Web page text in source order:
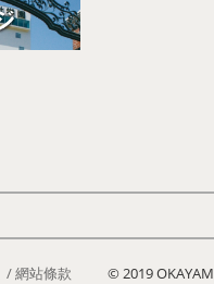
網站條款 © 2019